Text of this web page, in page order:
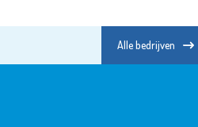
Alle bedrijven